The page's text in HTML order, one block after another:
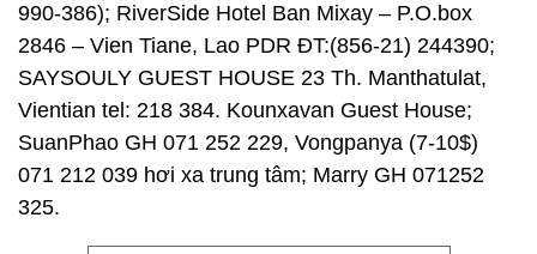
990-386); RiverSide Hotel Ban Mixay – P.O.box
2846 – Vien Tiane, Lao PDR ĐT:(856-21) 244390;
SAYSOULY GUEST HOUSE 23 Th. Manthatulat,
Vientian tel: 218 384. Kounxavan Guest House;
SuanPhao GH 071 252 229, Vongpanya (7-10$)
071 212 039 hơi xa trung tâm; Marry GH 071252
325.